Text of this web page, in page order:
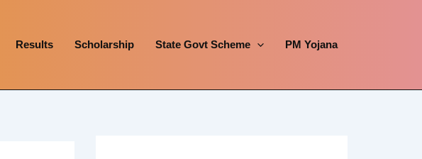
Results Scholarship State Govt Scheme PM Yojana